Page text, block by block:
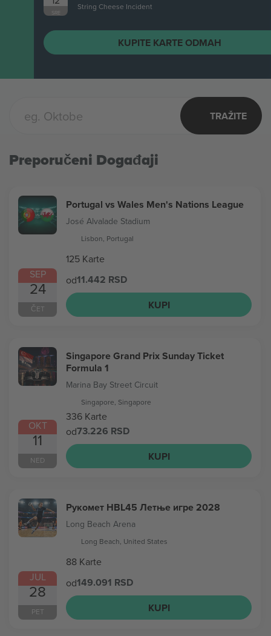
String Cheese Incident
KUPITE KARTE ODMAH
TRAŽITE
Preporučeni Događaji
SEP
24
ČET
Portugal vs Wales Men's Nations League
José Alvalade Stadium
Lisbon, Portugal
125 Karte
od11.442 RSD
KUPI
OKT
11
NED
Singapore Grand Prix Sunday Ticket
Formula 1
Marina Bay Street Circuit
Singapore, Singapore
336 Karte
od73.226 RSD
KUPI
JUL
28
PET
Рукомет HBL45 Летње игре 2028
Long Beach Arena
Long Beach, United States
88 Karte
od149.091 RSD
KUPI